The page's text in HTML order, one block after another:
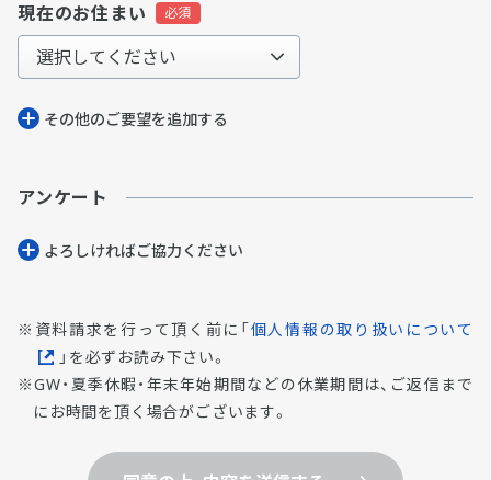
現在のお住まい
その他のご要望を追加する
アンケート
よろしければご協⼒ください
資料請求を行って頂く前に「個人情報の取り扱いについて
」を必ずお読み下さい。
GW・夏季休暇・年末年始期間などの休業期間は、ご返信まで
にお時間を頂く場合がございます。